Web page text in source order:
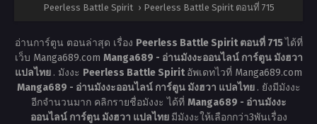
Peerless Battle Spirit › Peerless Battle Spirit ตอนที่ 715
อ่านการ์ตูน ตอนล่าสุด เรื่อง Peerless Battle Spirit ตอนที่ 715ได้ที่
เว็บ Manga689.com Manga689 - อ่านมังงะออนไลน์ การ์ตูน มังฮวา
แปลไทย . มังงะ Peerless Battle Spiritอัพเดทไวที่ Manga689.com
Manga689 - อ่านมังงะออนไลน์ การ์ตูน มังฮวา แปลไทย . ยังมีมังงะ
อีกจำนวนมาก คลิกรายชื่อมังงะ ได้ที่ Manga689 - อ่านมังงะ
ออนไลน์ การ์ตูน มังฮวา แปลไทย มีมังงะให้เลือกกว่า3พันเรื่อง